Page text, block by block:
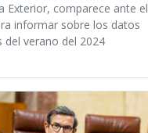
Exterior, comparece ante el
informar sobre los datos
del verano del 2024